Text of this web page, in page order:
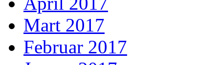
Mart 2017
Februar 2017